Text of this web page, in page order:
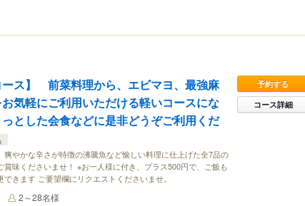
ス】 前菜料理から、エビマヨ、最強麻
気軽にご利用いただける軽いコースにな
とした会食などに是非どうぞご利用くだ
爽やかな辛さが特徴の沸騰魚など愉しい料理に仕上げた全7品の
賞味くださいませ！ ※お一人様に付き、プラス500円で、ご飯も
きます ご要望欄にリクエストくださいませ。
予約する
コース詳細
2～28名様